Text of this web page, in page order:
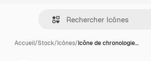
Accueil/Stock/Icônes/Icône de chronologie…